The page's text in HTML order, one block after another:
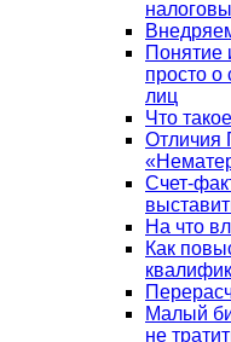
Понятие
просто о
лиц
Что
Отличия
Счет-
На что
Как
Малый
не